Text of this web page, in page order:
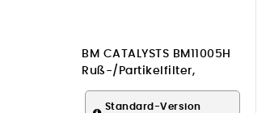
BM CATALYSTS BM11005H
Ruß-/Partikelfilter,
Standard-Version